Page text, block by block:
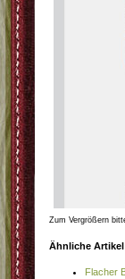
Zum Vergrößern
Ähnliche
Flacher